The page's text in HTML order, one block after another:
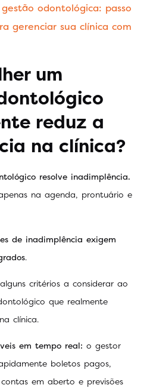
odontológica: passo
gerenciar sua clínica com
um
reduz a
na clínica?
resolve inadimplência.
na agenda, prontuário e
de inadimplência exigem
.
critérios a considerar ao
que realmente
clínica.
em tempo real: o gestor
boletos pagos,
em aberto e previsões